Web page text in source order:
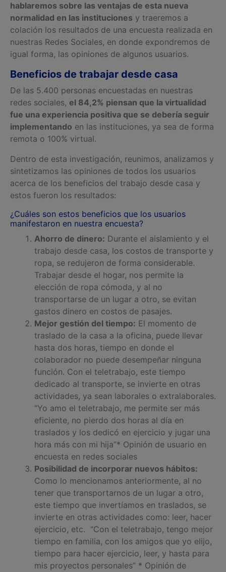
hablaremos sobre las ventajas de esta nueva
normalidad en las instituciones y traeremos a
colación los resultados de una encuesta realizada en
nuestras Redes Sociales, en donde expondremos de
igual forma, las opiniones de algunos usuarios.
Beneficios de trabajar desde casa
De las 5.400 personas encuestadas en nuestras
redes sociales, el 84,2% piensan que la virtualidad
fue una experiencia positiva que se debería seguir
implementando en las instituciones, ya sea de forma
remota o 100% virtual.
Dentro de esta investigación, reunimos, analizamos y
sintetizamos las opiniones de todos los usuarios
acerca de los beneficios del trabajo desde casa y
estos fueron los resultados:
¿Cuáles son estos beneficios que los usuarios
manifestaron en nuestra encuesta?
Ahorro de dinero: Durante el aislamiento y el
trabajo desde casa, los costos de transporte y
ropa, se redujeron de forma considerable.
Trabajar desde el hogar, nos permite la
elección de ropa cómoda, y al no
transportarse de un lugar a otro, se evitan
gastos dinero en costos de pasajes.
Mejor gestión del tiempo: El momento de
traslado de la casa a la oficina, puede llevar
hasta dos horas, tiempo en donde el
colaborador no puede desempeñar ninguna
función. Con el teletrabajo, este tiempo
dedicado al transporte, se invierte en otras
actividades, ya sean laborales o extralaborales.
“Yo amo el teletrabajo, me permite ser más
eficiente, no pierdo dos horas al día en
traslados y los dedicó en ejercicio y jugar una
hora más con mi hija”* Opinión de usuario en
encuesta en redes sociales
Posibilidad de incorporar nuevos hábitos:
Como lo mencionamos anteriormente, al no
tener que transportarnos de un lugar a otro,
este tiempo que invertíamos en traslados, se
invierte en otras actividades como: leer, hacer
ejercicio, etc. “Con el teletrabajo, tengo mejor
tiempo en familia, con los amigos que yo elijo,
tiempo para hacer ejercicio, leer, y hasta para
mis proyectos personales” * Opinión de